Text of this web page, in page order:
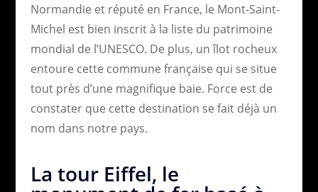
Normandie et réputé en France, le Mont-Saint-
Michel est bien inscrit à la liste du patrimoine
mondial de l’UNESCO. De plus, un îlot rocheux
entoure cette commune française qui se situe
tout près d’une magnifique baie. Force est de
constater que cette destination se fait déjà un
nom dans notre pays.
La tour Eiffel, le